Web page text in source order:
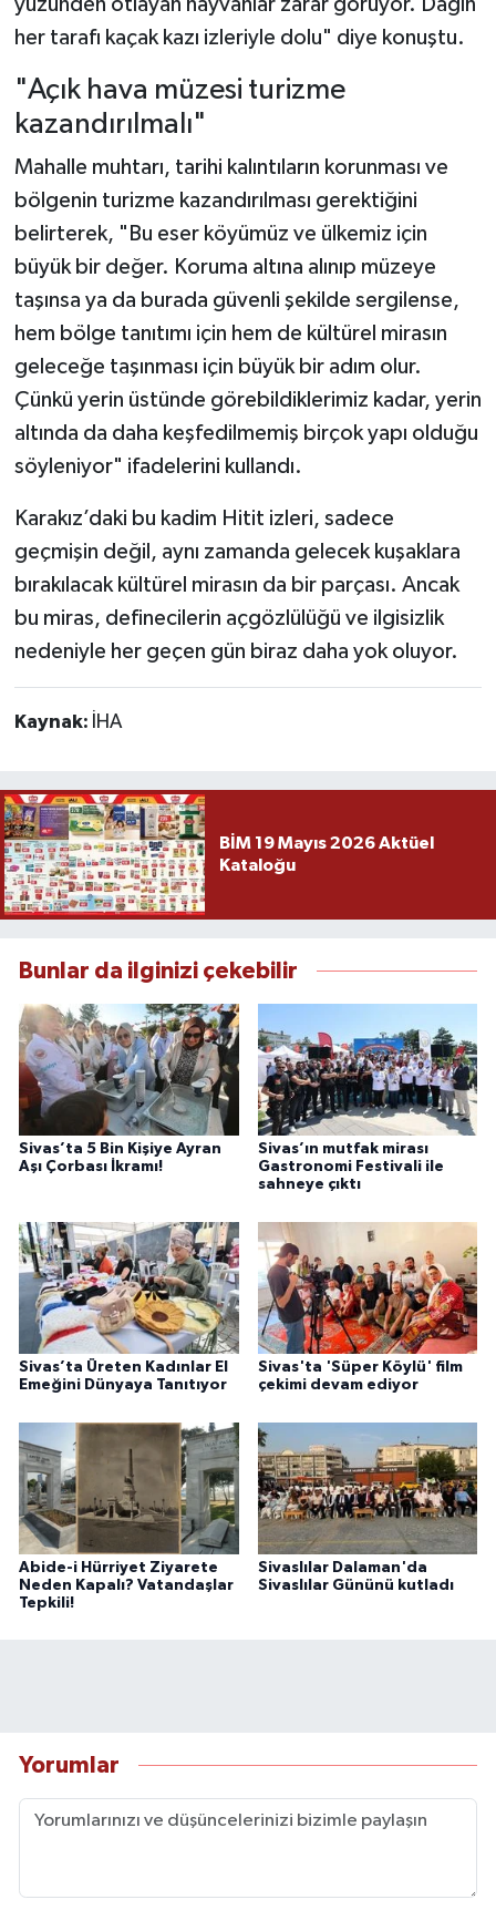
her tarafı kaçak kazı izleriyle dolu" diye konuştu.
"Açık hava müzesi turizme
kazandırılmalı"
Mahalle muhtarı, tarihi kalıntıların korunması ve
bölgenin turizme kazandırılması gerektiğini
belirterek, "Bu eser köyümüz ve ülkemiz için
büyük bir değer. Koruma altına alınıp müzeye
taşınsa ya da burada güvenli şekilde sergilense,
hem bölge tanıtımı için hem de kültürel mirasın
geleceğe taşınması için büyük bir adım olur.
Çünkü yerin üstünde görebildiklerimiz kadar, yerin
altında da daha keşfedilmemiş birçok yapı olduğu
söyleniyor" ifadelerini kullandı.
Karakız’daki bu kadim Hitit izleri, sadece
geçmişin değil, aynı zamanda gelecek kuşaklara
bırakılacak kültürel mirasın da bir parçası. Ancak
bu miras, definecilerin açgözlülüğü ve ilgisizlik
nedeniyle her geçen gün biraz daha yok oluyor.
Kaynak: İHA
BİM 19 Mayıs 2026 Aktüel
Kataloğu
Bunlar da ilginizi çekebilir
Sivas’ta 5 Bin Kişiye Ayran
Aşı Çorbası İkramı!
Sivas’ın mutfak mirası
Gastronomi Festivali ile
sahneye çıktı
Sivas’ta Üreten Kadınlar El
Emeğini Dünyaya Tanıtıyor
Sivas'ta 'Süper Köylü' film
çekimi devam ediyor
Abide-i Hürriyet Ziyarete
Neden Kapalı? Vatandaşlar
Tepkili!
Sivaslılar Dalaman'da
Sivaslılar Gününü kutladı
Yorumlar